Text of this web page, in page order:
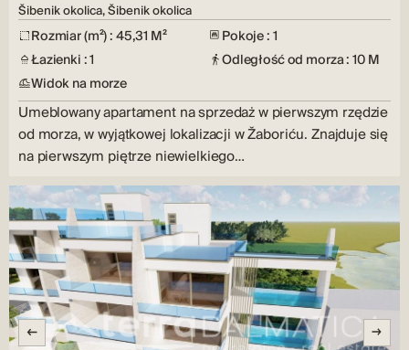
Šibenik okolica, Šibenik okolica
Rozmiar (m²) : 45,31 M²
Pokoje : 1
Łazienki : 1
Odległość od morza : 10 M
Widok na morze
Umeblowany apartament na sprzedaż w pierwszym rzędzie
od morza, w wyjątkowej lokalizacji w Žaboriću. Znajduje się
na pierwszym piętrze niewielkiego…